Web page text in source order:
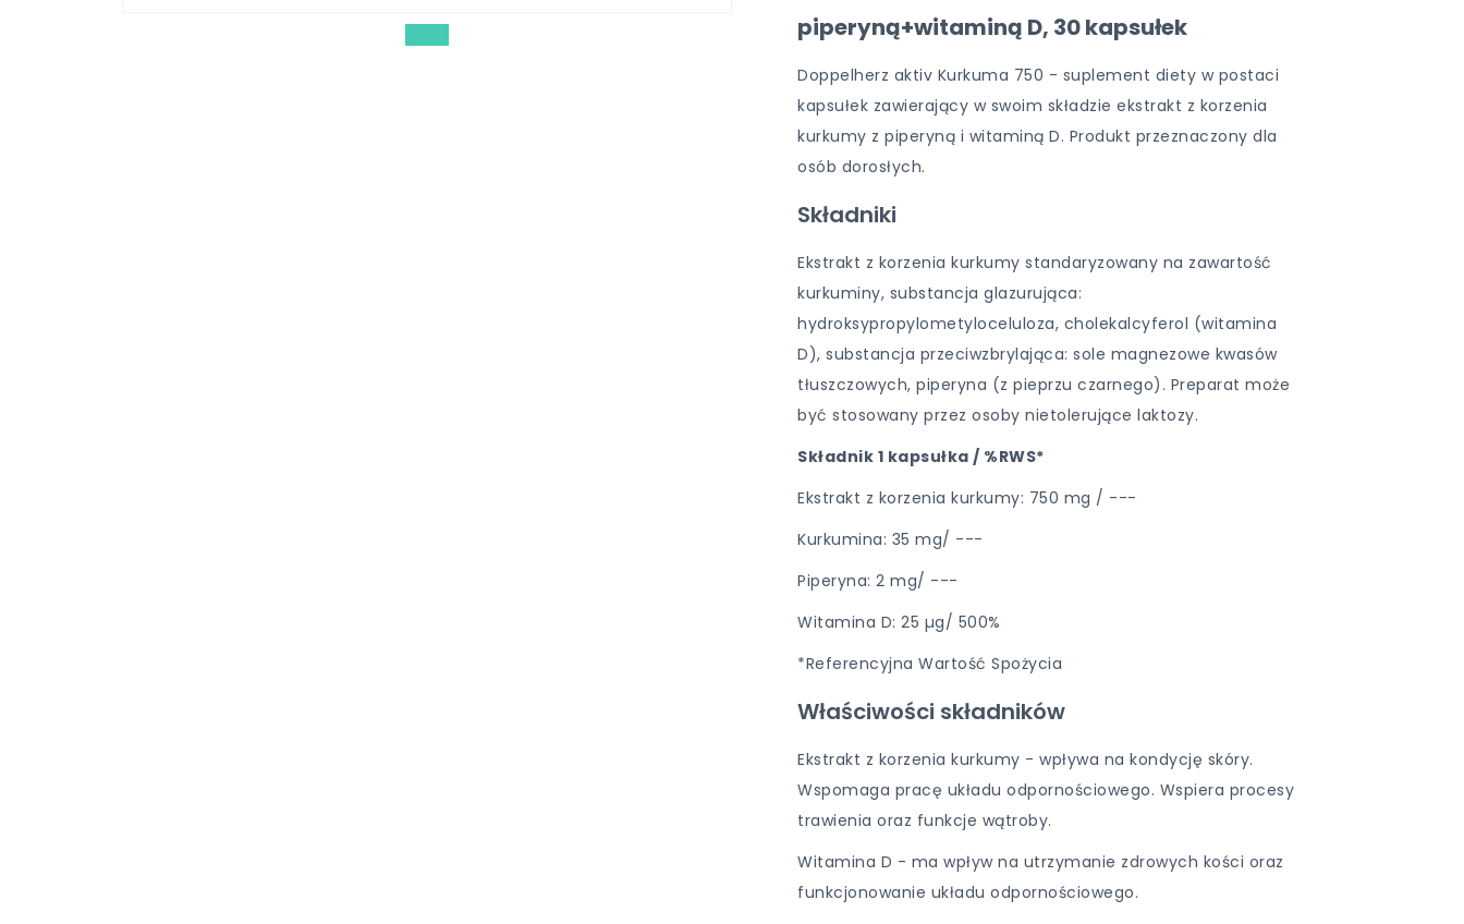
piperyną+witaminą D, 30 kapsułek
Doppelherz aktiv Kurkuma 750 - suplement diety w postaci
kapsułek zawierający w swoim składzie ekstrakt z korzenia
kurkumy z piperyną i witaminą D. Produkt przeznaczony dla
osób dorosłych.
Składniki
Ekstrakt z korzenia kurkumy standaryzowany na zawartość
kurkuminy, substancja glazurująca:
hydroksypropylometyloceluloza, cholekalcyferol (witamina
D), substancja przeciwzbrylająca: sole magnezowe kwasów
tłuszczowych, piperyna (z pieprzu czarnego). Preparat może
być stosowany przez osoby nietolerujące laktozy.
Składnik 1 kapsułka / %RWS*
Ekstrakt z korzenia kurkumy: 750 mg / ---
Kurkumina: 35 mg/ ---
Piperyna: 2 mg/ ---
Witamina D: 25 µg/ 500%
*Referencyjna Wartość Spożycia
Właściwości składników
Ekstrakt z korzenia kurkumy - wpływa na kondycję skóry.
Wspomaga pracę układu odpornościowego. Wspiera procesy
trawienia oraz funkcje wątroby.
Witamina D - ma wpływ na utrzymanie zdrowych kości oraz
funkcjonowanie układu odpornościowego.